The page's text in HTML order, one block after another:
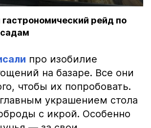
рейд по
про изобилие
на базаре. Все они
чтобы их попробовать.
украшением стола
с икрой. Особенно